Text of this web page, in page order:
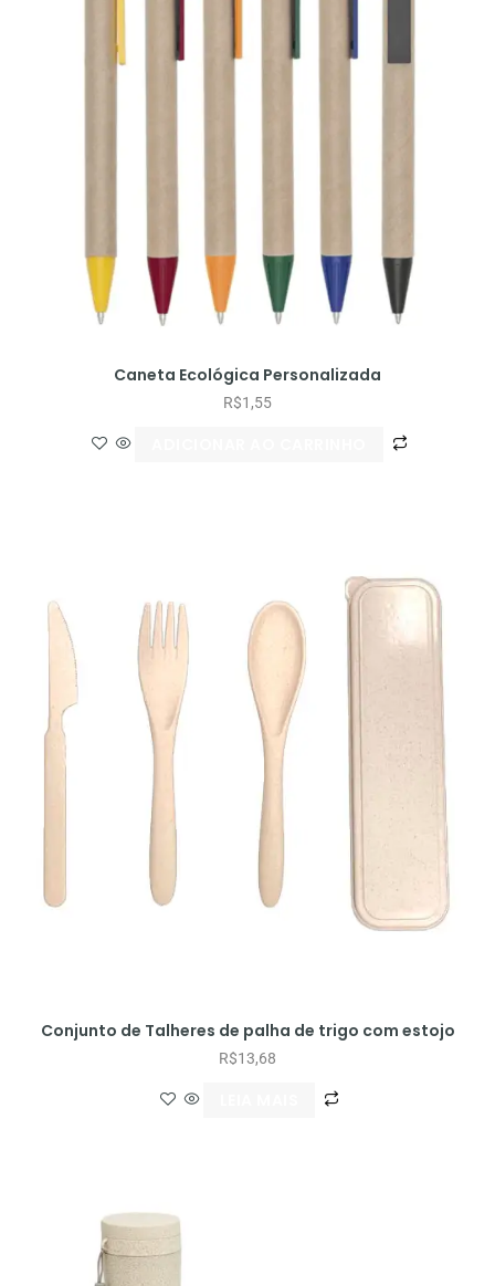
Caneta Ecológica Personalizada
R$1,55
Conjunto de Talheres de palha de trigo com estojo
R$13,68